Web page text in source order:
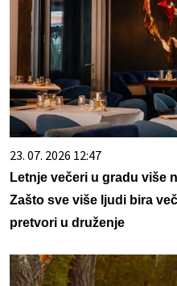
23. 07. 2026 12:47
Letnje večeri u gradu više
Zašto sve više ljudi bira
pretvori u druženje